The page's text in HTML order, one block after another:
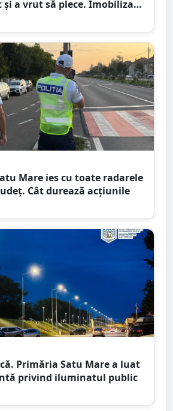
și a vrut să plece. Imobilizat
Mare ies cu toate radarele
Cât durează acțiunile
Primăria Satu Mare a luat
privind iluminatul public